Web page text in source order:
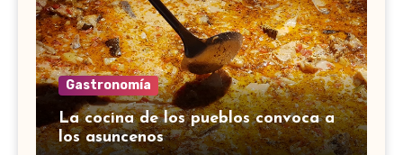
Gastronomía
La cocina de los pueblos convoca a
los asuncenos